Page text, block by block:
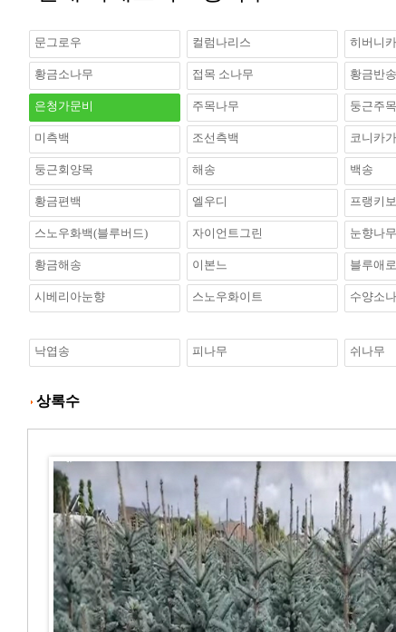
문그로우 컬럼나리스 히버니카
황금소나무 접목 소나무 황금반송
은청가문비 주목나무 둥근주목
미측백 조선측백 코니카
둥근회양목 해송 백송
황금편백 엘우디 프랭키
스노우화백(블루버드) 자이언트그린 눈향나무
황금해송 이본느 블루애
시베리아눈향 스노우화이트 수양소
낙엽송 피나무 쉬나무
상록수